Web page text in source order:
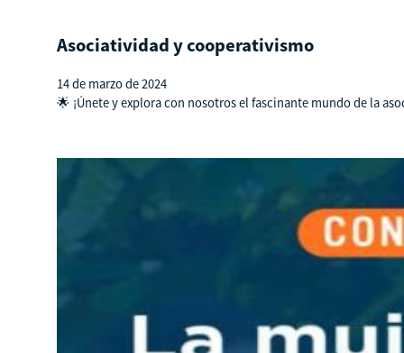
Asociatividad y cooperativismo
14 de marzo de 2024
🌟 ¡Únete y explora con nosotros el fascinante mundo de la